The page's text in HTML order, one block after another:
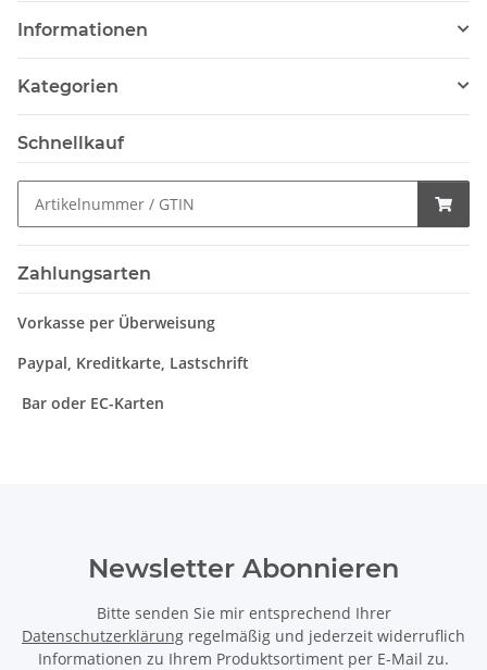
Informationen
Kategorien
Schnellkauf
Zahlungsarten
Vorkasse per Überweisung
Paypal, Kreditkarte, Lastschrift
Bar oder EC-Karten
Newsletter Abonnieren
Bitte senden Sie mir entsprechend Ihrer
Datenschutzerklärung regelmäßig und jederzeit widerruflich
Informationen zu Ihrem Produktsortiment per E-Mail zu.